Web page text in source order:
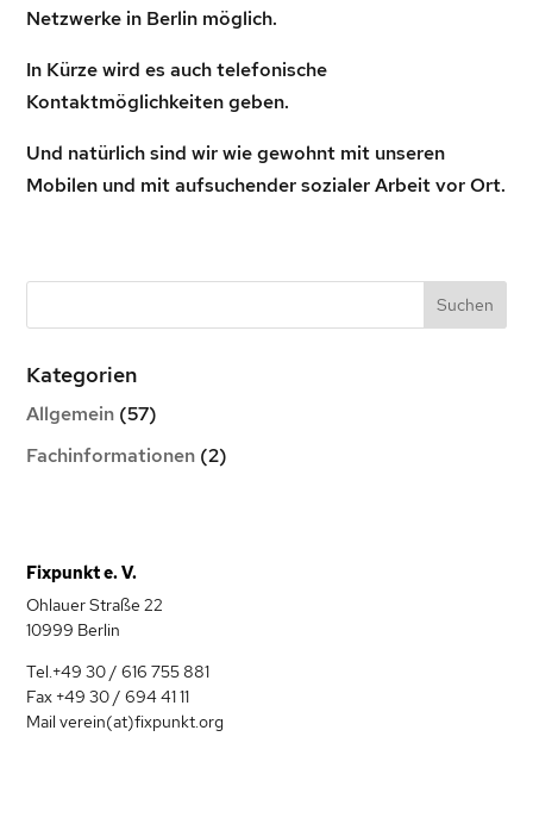
Netzwerke in Berlin möglich.
In Kürze wird es auch telefonische
Kontaktmöglichkeiten geben.
Und natürlich sind wir wie gewohnt mit unseren
Mobilen und mit aufsuchender sozialer Arbeit vor Ort.
Kategorien
Allgemein (57)
Fachinformationen (2)
Fixpunkt e. V.
Ohlauer Straße 22
10999 Berlin
Tel.+49 30 / 616 755 881
Fax +49 30 / 694 41 11
Mail verein(at)fixpunkt.org